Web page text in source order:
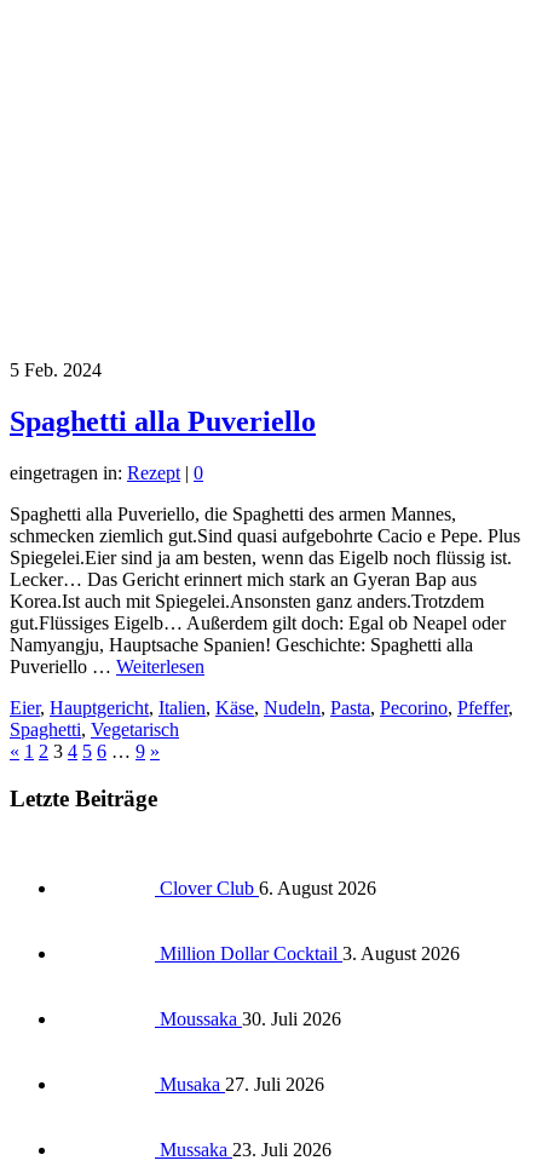
5 Feb. 2024
Spaghetti alla Puveriello
eingetragen in: Rezept | 0
Spaghetti alla Puveriello, die Spaghetti des armen Mannes,
schmecken ziemlich gut.Sind quasi aufgebohrte Cacio e Pepe. Plus
Spiegelei.Eier sind ja am besten, wenn das Eigelb noch flüssig ist.
Lecker… Das Gericht erinnert mich stark an Gyeran Bap aus
Korea.Ist auch mit Spiegelei.Ansonsten ganz anders.Trotzdem
gut.Flüssiges Eigelb… Außerdem gilt doch: Egal ob Neapel oder
Namyangju, Hauptsache Spanien! Geschichte: Spaghetti alla
Puveriello … Weiterlesen
Eier, Hauptgericht, Italien, Käse, Nudeln, Pasta, Pecorino, Pfeffer,
Spaghetti, Vegetarisch
« 1 2 3 4 5 6 … 9 »
Letzte Beiträge
Clover Club 6. August 2026
Million Dollar Cocktail 3. August 2026
Moussaka 30. Juli 2026
Musaka 27. Juli 2026
Mussaka 23. Juli 2026